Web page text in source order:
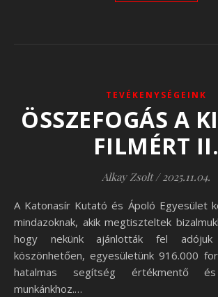
TEVÉKENYSÉGEINK
ÖSSZEFOGÁS A
FILMÉRT II.
Alkay Zsolt / 2025.11.04.
A Katonasír Kutató és Ápoló Egyesület köszönetet mond
mindazoknak, akik megtiszteltek
hogy nekünk ajánlották fel adójuk
köszönhetően, egyesületünk 916.000
hatalmas segítség értékmentő
munkánkhoz.…